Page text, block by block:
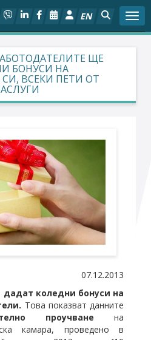
EN
Абонирайте се!
ЩЕ
БОНУСИ НА
ВСЕКИ ПЕТИ ОТ
07.12.2013
коледни бонуси на
Това показват данните
проучване
на
камара, проведено в